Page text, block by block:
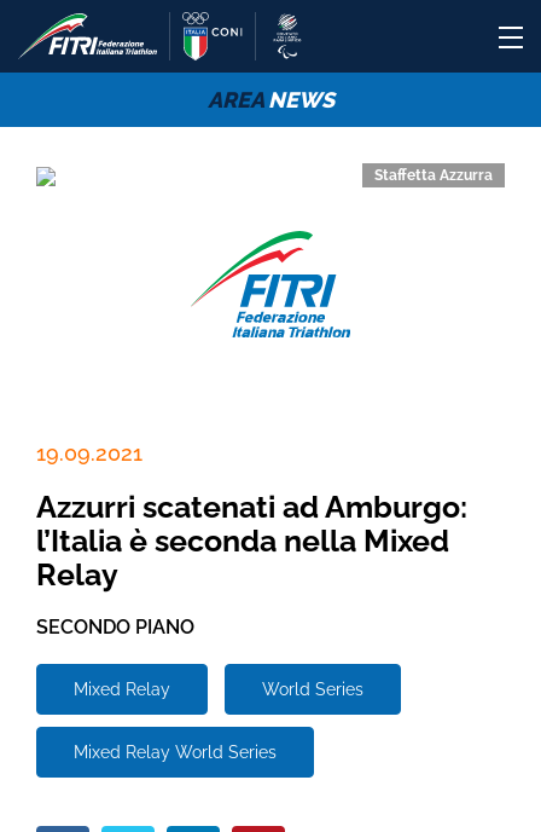
AREANEWS
Staffetta Azzurra
19.09.2021
Azzurri scatenati ad Amburgo:
l’Italia è seconda nella Mixed
Relay
SECONDO PIANO
Mixed Relay World Series
Mixed Relay World Series